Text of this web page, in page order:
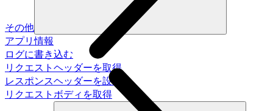
その他
アプリ情報
ログに書き込む
リクエストヘッダーを取得
レスポンスヘッダーを設定
リクエストボディを取得